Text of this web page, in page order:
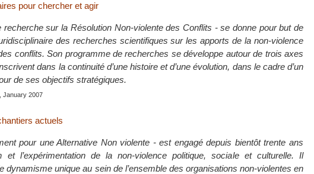
pour chercher et agir
recherche sur la Résolution Non-violente des Conflits - se donne pour but de
des recherches scientifiques sur les apports de la non-violence
conflits. Son programme de recherches se développe autour de trois axes
dans la continuité d’une histoire et d’une évolution, dans le cadre d’un
de ses objectifs stratégiques.
January 2007
actuels
pour une Alternative Non violente - est engagé depuis bientôt trente ans
et l’expérimentation de la non-violence politique, sociale et culturelle. Il
dynamisme unique au sein de l’ensemble des organisations non-violentes en